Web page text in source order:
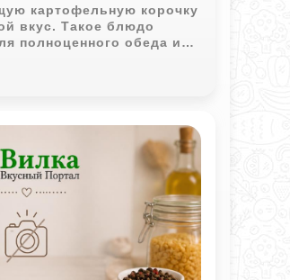
картофельную корочку
вкус. Такое блюдо
полноценного обеда или